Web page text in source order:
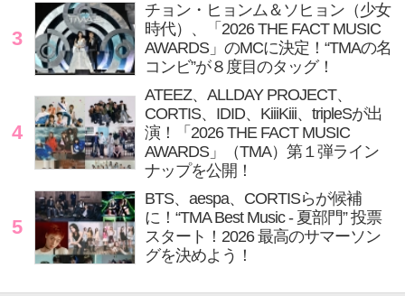
3
チョン・ヒョンム＆ソヒョン（少女
時代）、「2026 THE FACT MUSIC
AWARDS」のMCに決定！“TMAの名
コンビ”が８度目のタッグ！
4
ATEEZ、ALLDAY PROJECT、
CORTIS、IDID、KiiiKiii、tripleSが出
演！「2026 THE FACT MUSIC
AWARDS」（TMA）第１弾ライン
ナップを公開！
5
BTS、aespa、CORTISらが候補
に！“TMA Best Music - 夏部門” 投票
スタート！2026 最高のサマーソン
グを決めよう！